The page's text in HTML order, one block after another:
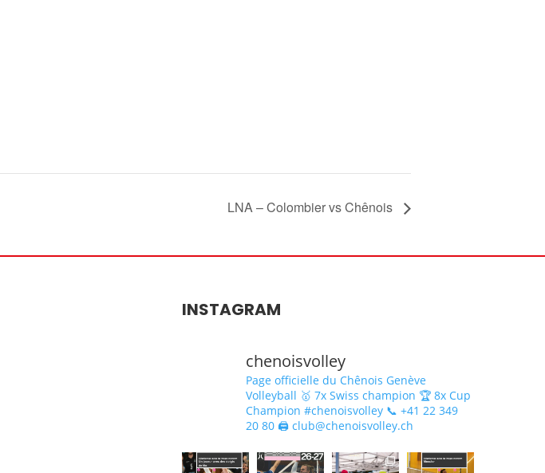
LNA – Colombier vs Chênois
INSTAGRAM
chenoisvolley
Page officielle du Chênois Genève
Volleyball 🥇 7x Swiss champion 🏆 8x Cup
Champion #chenoisvolley 📞 +41 22 349
20 80 🖨 club@chenoisvolley.ch